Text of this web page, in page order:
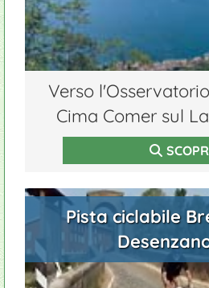
Verso
Cima Comer sul
Pista ciclabile